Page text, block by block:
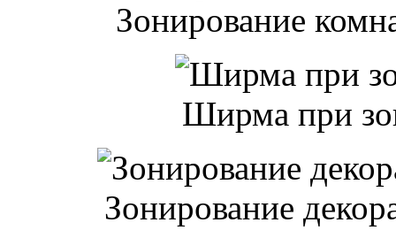
Зонирование
Ширма при
Зонирование